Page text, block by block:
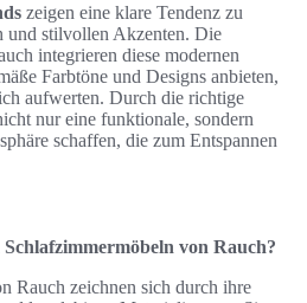
zeigen eine klare Tendenz zu
und stilvollen Akzenten. Die
integrieren diese modernen
Farbtöne und Designs anbieten,
aufwerten. Durch die richtige
nur eine funktionale, sondern
schaffen, die zum Entspannen
von Rauch?
Rauch zeichnen sich durch ihre